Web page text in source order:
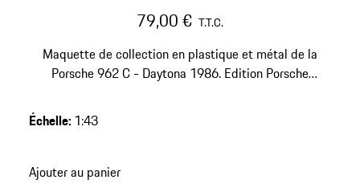
79,00 € T.T.C.
Maquette de collection en plastique et métal de la
Porsche 962 C - Daytona 1986. Edition Porsche
Échelle: 1:43
Ajouter au panier